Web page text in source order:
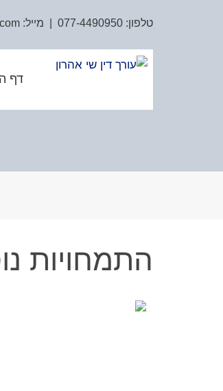
טלפון: 077-4490950 | מייל:
דף
התמחויות